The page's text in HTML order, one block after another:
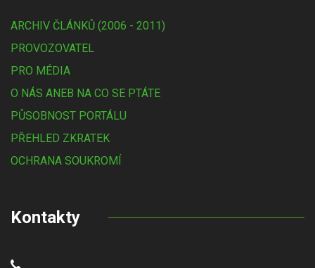
ARCHIV ČLÁNKŮ (2006 - 2011)
PROVOZOVATEL
PRO MÉDIA
O NÁS ANEB NA CO SE PTÁTE
PŮSOBNOST PORTÁLU
PŘEHLED ZKRATEK
OCHRANA SOUKROMÍ
Kontakty